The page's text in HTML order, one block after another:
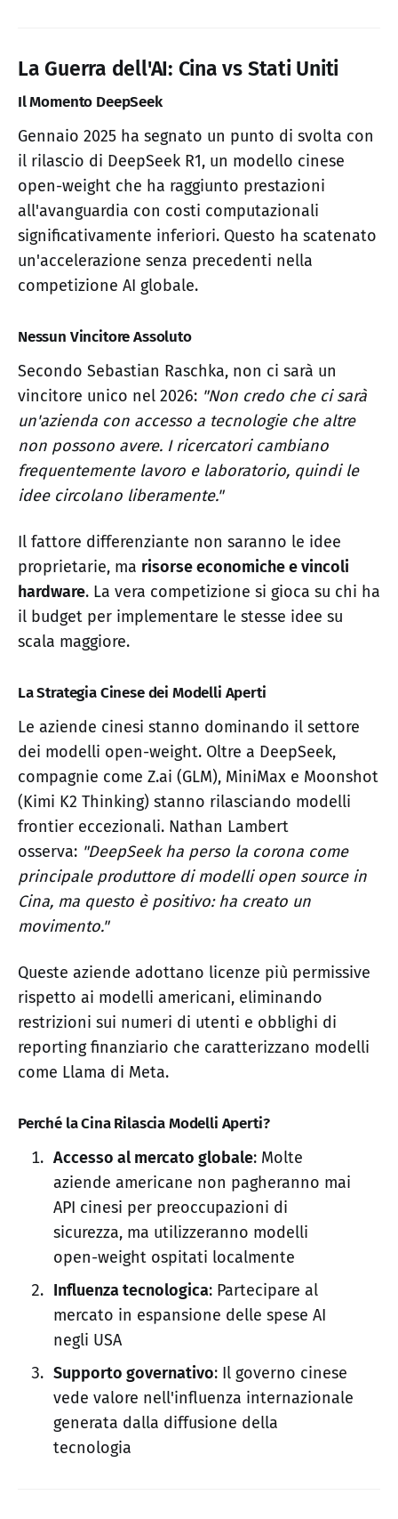
La Guerra dell'AI: Cina vs Stati Uniti
Il Momento DeepSeek
Gennaio 2025 ha segnato un punto di svolta con
il rilascio di DeepSeek R1, un modello cinese
open-weight che ha raggiunto prestazioni
all'avanguardia con costi computazionali
significativamente inferiori. Questo ha scatenato
un'accelerazione senza precedenti nella
competizione AI globale.
Nessun Vincitore Assoluto
Secondo Sebastian Raschka, non ci sarà un
vincitore unico nel 2026: "Non credo che ci sarà
un'azienda con accesso a tecnologie che altre
non possono avere. I ricercatori cambiano
frequentemente lavoro e laboratorio, quindi le
idee circolano liberamente."
Il fattore differenziante non saranno le idee
proprietarie, ma risorse economiche e vincoli
hardware. La vera competizione si gioca su chi ha
il budget per implementare le stesse idee su
scala maggiore.
La Strategia Cinese dei Modelli Aperti
Le aziende cinesi stanno dominando il settore
dei modelli open-weight. Oltre a DeepSeek,
compagnie come Z.ai (GLM), MiniMax e Moonshot
(Kimi K2 Thinking) stanno rilasciando modelli
frontier eccezionali. Nathan Lambert
osserva: "DeepSeek ha perso la corona come
principale produttore di modelli open source in
Cina, ma questo è positivo: ha creato un
movimento."
Queste aziende adottano licenze più permissive
rispetto ai modelli americani, eliminando
restrizioni sui numeri di utenti e obblighi di
reporting finanziario che caratterizzano modelli
come Llama di Meta.
Perché la Cina Rilascia Modelli Aperti?
Accesso al mercato globale: Molte
aziende americane non pagheranno mai
API cinesi per preoccupazioni di
sicurezza, ma utilizzeranno modelli
open-weight ospitati localmente
Influenza tecnologica: Partecipare al
mercato in espansione delle spese AI
negli USA
Supporto governativo: Il governo cinese
vede valore nell'influenza internazionale
generata dalla diffusione della
tecnologia